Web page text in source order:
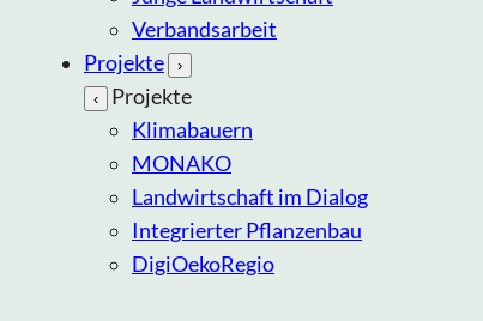
Verbandsarbeit
Projekte
›
‹
Projekte
Klimabauern
MONAKO
Landwirtschaft im Dialog
Integrierter Pflanzenbau
DigiOekoRegio